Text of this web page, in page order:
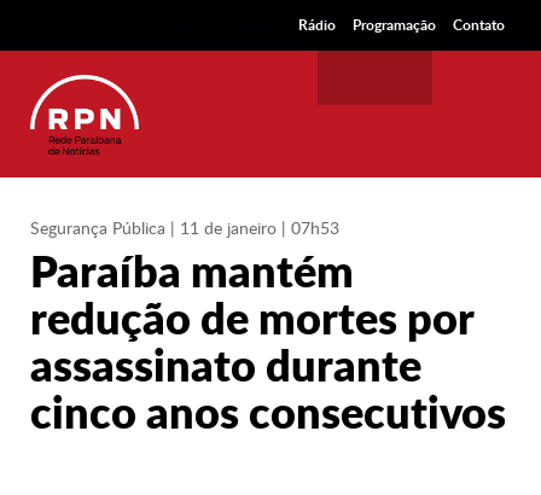
Rádio Programação Contato
Segurança Pública | 11 de janeiro | 07h53
Paraíba mantém
redução de mortes por
assassinato durante
cinco anos consecutivos